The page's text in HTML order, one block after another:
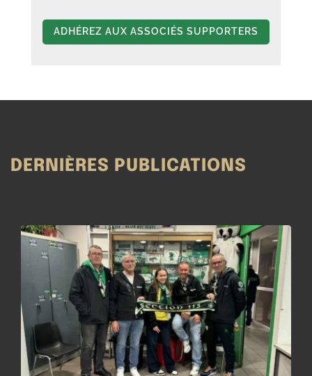
ADHÉREZ AUX ASSOCIÉS SUPPORTERS
DERNIÈRES PUBLICATIONS